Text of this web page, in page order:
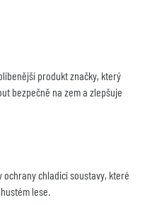
produkt značky, který
bezpečně na zem a zlepšuje
ochrany chladicí soustavy, které
lese.